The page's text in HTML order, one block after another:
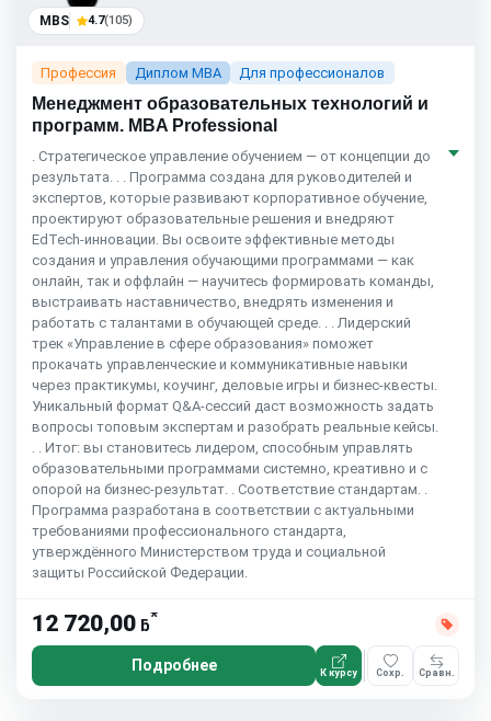
MBS 4.7(105)
Профессия Диплом MBA Для профессионалов
Менеджмент образовательных технологий и
программ. MBA Professional
. Стратегическое управление обучением — от концепции до
результата. . . Программа создана для руководителей и
экспертов, которые развивают корпоративное обучение,
проектируют образовательные решения и внедряют
EdTech-инновации. Вы освоите эффективные методы
создания и управления обучающими программами — как
онлайн, так и оффлайн — научитесь формировать команды,
выстраивать наставничество, внедрять изменения и
работать с талантами в обучающей среде. . . Лидерский
трек «Управление в сфере образования» поможет
прокачать управленческие и коммуникативные навыки
через практикумы, коучинг, деловые игры и бизнес-квесты.
Уникальный формат Q&A-сессий даст возможность задать
вопросы топовым экспертам и разобрать реальные кейсы.
. . Итог: вы становитесь лидером, способным управлять
образовательными программами системно, креативно и с
опорой на бизнес-результат. . Соответствие стандартам. .
Программа разработана в соответствии с актуальными
требованиями профессионального стандарта,
утверждённого Министерством труда и социальной
защиты Российской Федерации.
12 720,00 ƃ*
Подробнее К курсу Сохр. Сравн.